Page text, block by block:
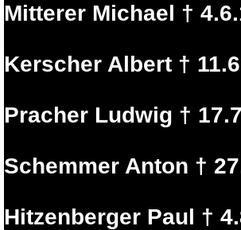
Mitterer Michael †
Kerscher Albert †
Pracher Ludwig †
Schemmer Anton †
Hitzenberger Paul †